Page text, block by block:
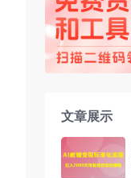
文章展示